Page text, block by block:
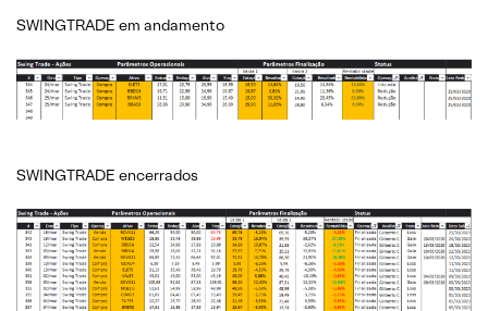
SWINGTRADE em andamento
SWINGTRADE encerrados